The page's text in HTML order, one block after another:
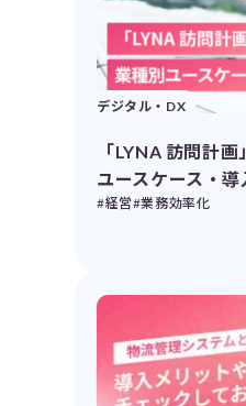
デジタル・DX
「LYNA 訪問計
ユースケース・導
#経営#業務効率化